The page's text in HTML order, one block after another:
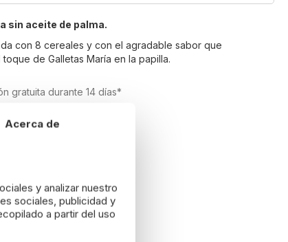
sin aceite de palma.
con 8 cereales y con el agradable sabor que
de Galletas María en la papilla.
gratuita durante 14 días*
Acerca de
y analizar nuestro
sociales, publicidad y
a partir del uso